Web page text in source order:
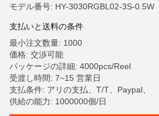
モデル番号: HY-3030RGBL02-3S-0.5W
支払いと送料の条件
最小注文数量: 1000
価格: 交渉可能
パッケージの詳細: 4000pcs/Reel
受渡し時間: 7~15 営業日
支払条件: アリの支払、T/T、Paypal、
供給の能力: 1000000個/日